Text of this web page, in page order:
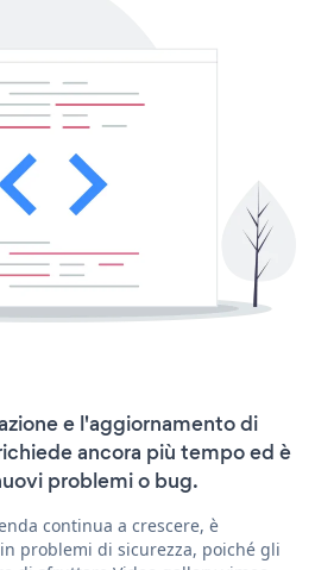
e l'aggiornamento di
ancora più tempo ed è
problemi o bug.
continua a crescere, è
problemi di sicurezza, poiché gli